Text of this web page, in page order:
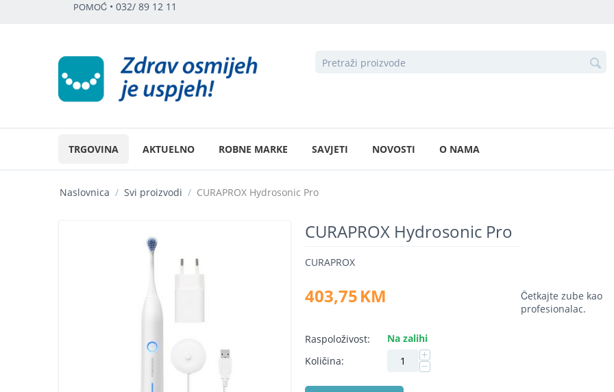
POMOĆ • 032/ 89 12 11
TRGOVINA AKTUELNO ROBNE MARKE SAVJETI NOVOSTI O NAMA
Naslovnica / Svi proizvodi / CURAPROX Hydrosonic Pro
CURAPROX Hydrosonic Pro
CURAPROX
Četkajte zube kao
profesionalac.
403,75KM
Raspoloživost:
Na zalihi
Količina:
+
−